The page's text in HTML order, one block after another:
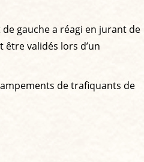
gauche a réagi en jurant de
validés lors d’un
de trafiquants de